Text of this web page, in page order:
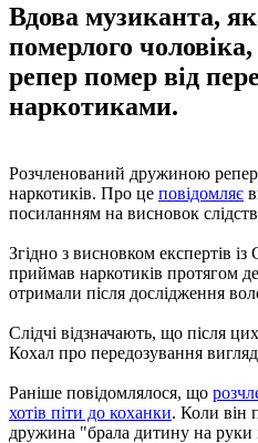
Вдова музиканта,
померлого
репер помер від
наркотиками.
Розчленований дружиною
наркотиків. Про це повідомляє
посиланням на висновок
Згідно з висновком експертів
приймав наркотиків протягом
отримали після дослідження
Слідчі відзначають, що після
Кохал про передозування
Раніше повідомлялося, що
хотів піти до коханки. Коли він
дружина "брала дитину на руки